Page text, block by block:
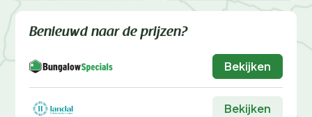
Benieuwd naar de prijzen?
Bekijken
Bekijken